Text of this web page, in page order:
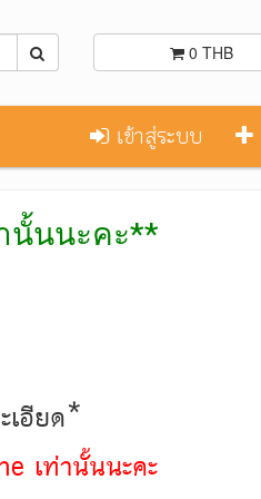
0 THB
เข้าสู่ระบบ
นั้นนะคะ**
เอียด*
เท่านั้นนะคะ